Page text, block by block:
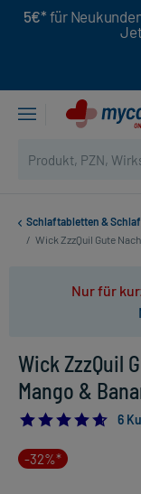
5€* für
Schlaftabletten &
/ Wick ZzzQuil Gute
Nur für
Wick ZzzQuil
Mango &
6
-32%*